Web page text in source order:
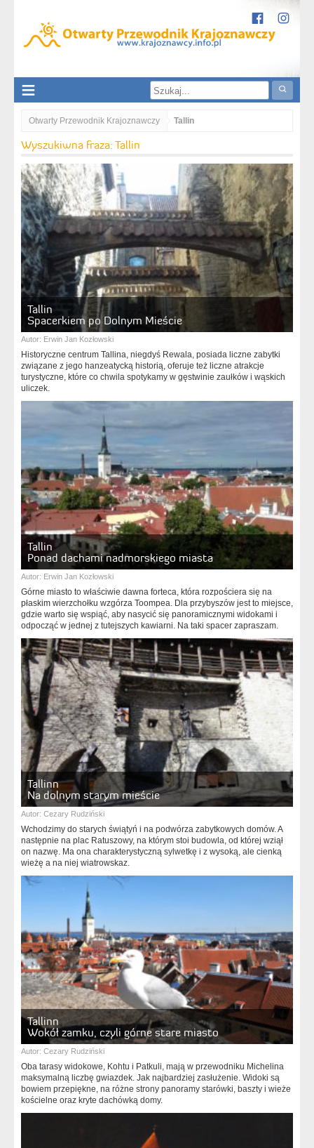
Otwarty Przewodnik Krajoznawczy Tallin
Wyszukiwna fraza: Tallin
Tallin
Spacerkiem po Dolnym Mieście
Autor: Erwin Jan Kozłowski
Historyczne centrum Tallina, niegdyś Rewala, posiada liczne zabytki
związane z jego hanzeatycką historią, oferuje też liczne atrakcje
turystyczne, które co chwila spotykamy w gęstwinie zaułków i wąskich
uliczek.
Tallin
Ponad dachami nadmorskiego miasta
Autor: Erwin Jan Kozłowski
Górne miasto to właściwie dawna forteca, która rozpościera się na
płaskim wierzchołku wzgórza Toompea. Dla przybyszów jest to miejsce,
gdzie warto się wspiąć, aby nasycić się panoramicznymi widokami i
odpocząć w jednej z tutejszych kawiarni. Na taki spacer zapraszam.
Tallinn
Na dolnym starym mieście
Autor: Cezary Rudziński
Wchodzimy do starych świątyń i na podwórza zabytkowych domów. A
następnie na plac Ratuszowy, na którym stoi budowla, od której wziął
on nazwę. Ma ona charakterystyczną sylwetkę i z wysoką, ale cienką
wieżę a na niej wiatrowskaz.
Tallinn
Wokół zamku, czyli górne stare miasto
Autor: Cezary Rudziński
Oba tarasy widokowe, Kohtu i Patkuli, mają w przewodniku Michelina
maksymalną liczbę gwiazdek. Jak najbardziej zasłużenie. Widoki są
bowiem przepiękne, na różne strony panoramy starówki, baszty i wieże
kościelne oraz kryte dachówką domy.